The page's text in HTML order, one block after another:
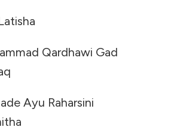
Qardhawi Gad
Ayu Raharsini